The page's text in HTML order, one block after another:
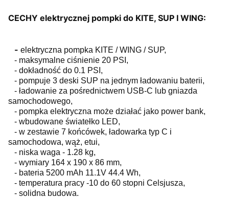
CECHY elektrycznej pompki do KITE, SUP I WING:
- elektryczna pompka KITE / WING / SUP,
- maksymalne ciśnienie 20 PSI,
- dokładność do 0.1 PSI,
- pompuje 3 deski SUP na jednym ładowaniu baterii,
- ładowanie za pośrednictwem USB-C lub gniazda
samochodowego,
- pompka elektryczna może działać jako power bank,
- wbudowane światełko LED,
- w zestawie 7 końcówek, ładowarka typ C i
samochodowa, wąż, etui,
- niska waga - 1.28 kg,
- wymiary 164 x 190 x 86 mm,
- bateria 5200 mAh 11.1V 44.4 Wh,
- temperatura pracy -10 do 60 stopni Celsjusza,
- solidna budowa.